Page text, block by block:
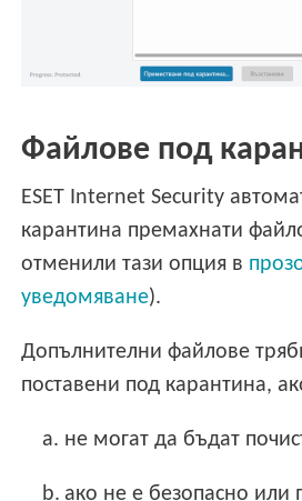
Файлове под
ESET Internet Security
карантина премахнати
отменили тази опция в
уведомяване).
Допълнителни файлове
поставени под карантина,
a. не могат да бъдат
b. ако не е безопасно или